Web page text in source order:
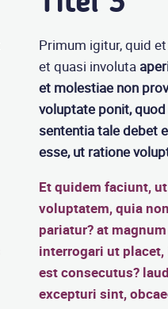
Primum igitur, quid
et quasi involuta
et molestiae non
voluptate ponit,
sententia tale debet
esse, ut ratione
Et quidem faciunt,
voluptatem, quia
pariatur? at
interrogari ut
est consecutus?
excepturi sint,